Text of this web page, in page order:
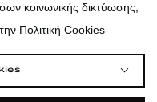
κοινωνικής δικτύωσης,
Πολιτική Cookies